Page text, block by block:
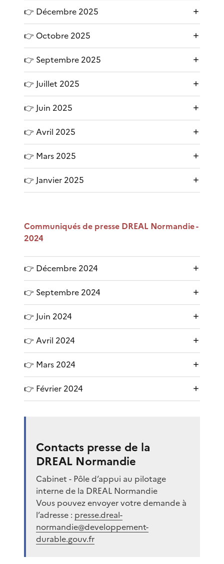
👉 Décembre 2025
👉 Octobre 2025
👉 Septembre 2025
👉 Juillet 2025
👉 Juin 2025
👉 Avril 2025
👉 Mars 2025
👉 Janvier 2025
Communiqués de presse DREAL Normandie -
2024
👉 Décembre 2024
👉 Septembre 2024
👉 Juin 2024
👉 Avril 2024
👉 Mars 2024
👉 Février 2024
Contacts presse de la
DREAL Normandie
Cabinet - Pôle d’appui au pilotage
interne de la DREAL Normandie
Vous pouvez envoyer votre demande à
l’adresse : presse.dreal-
normandie@developpement-
durable.gouv.fr